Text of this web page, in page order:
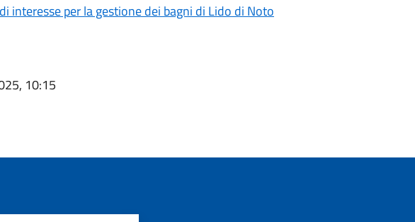
interesse per la gestione dei bagni di Lido di Noto
10:15